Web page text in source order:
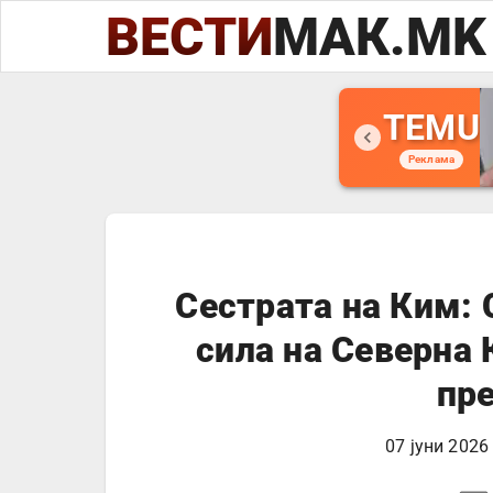
ВЕСТИМАК.MK
TEMU
Реклама
Сестрата на Ким:
сила на Северна
07 јуни 2026